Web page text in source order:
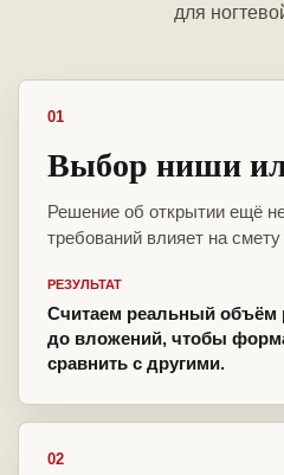
для
01
Выбор ниши
Решение об открытии ещё
требований влияет на смету
РЕЗУЛЬТАТ
Считаем реальный объём
до вложений, чтобы
сравнить с другими.
02